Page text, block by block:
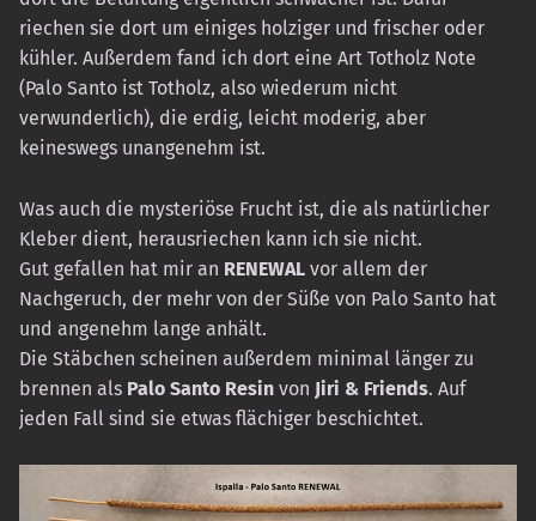
riechen sie dort um einiges holziger und frischer oder
kühler. Außerdem fand ich dort eine Art Totholz Note
(Palo Santo ist Totholz, also wiederum nicht
verwunderlich), die erdig, leicht moderig, aber
keineswegs unangenehm ist.
Was auch die mysteriöse Frucht ist, die als natürlicher
Kleber dient, herausriechen kann ich sie nicht.
Gut gefallen hat mir an RENEWAL vor allem der
Nachgeruch, der mehr von der Süße von Palo Santo hat
und angenehm lange anhält.
Die Stäbchen scheinen außerdem minimal länger zu
brennen als Palo Santo Resin von Jiri & Friends. Auf
jeden Fall sind sie etwas flächiger beschichtet.